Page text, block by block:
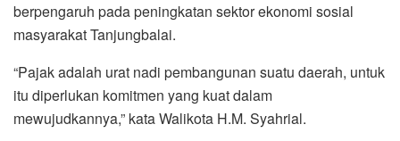
berpengaruh pada peningkatan sektor ekonomi sosial
masyarakat Tanjungbalai.
“Pajak adalah urat nadi pembangunan suatu daerah, untuk
itu diperlukan komitmen yang kuat dalam
mewujudkannya,” kata Walikota H.M. Syahrial.